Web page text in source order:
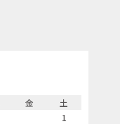
金
土
1